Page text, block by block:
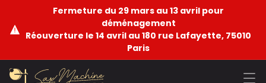
Fermeture du 29 mars au 13 avril pour
déménagement
Réouverture le 14 avril au 180 rue Lafayette, 75010
Paris